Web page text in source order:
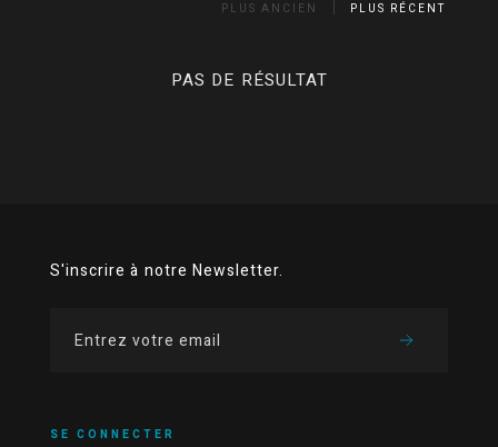
PLUS ANCIEN PLUS RÉCENT
PAS DE RÉSULTAT
S'inscrire à notre Newsletter.
SE CONNECTER